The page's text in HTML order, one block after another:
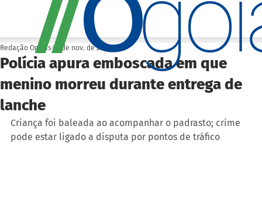
Polícia apura emboscada em que
menino morreu durante entrega de
lanche
Redação Ogoiás 10 de nov. de 2025
Criança foi baleada ao acompanhar o padrasto; crime
pode estar ligado a disputa por pontos de tráfico